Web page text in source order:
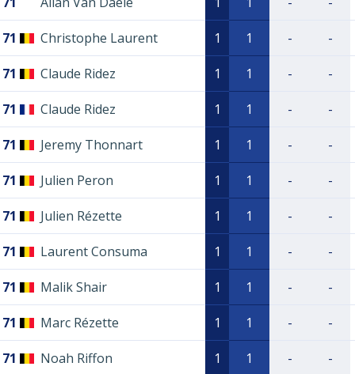
71 Christophe Laurent 1 1 - -
71 Claude Ridez 1 1 - -
71 Claude Ridez 1 1 - -
71 Jeremy Thonnart 1 1 - -
71 Julien Peron 1 1 - -
71 Julien Rézette 1 1 - -
71 Laurent Consuma 1 1 - -
71 Malik Shair 1 1 - -
71 Marc Rézette 1 1 - -
71 Noah Riffon 1 1 - -